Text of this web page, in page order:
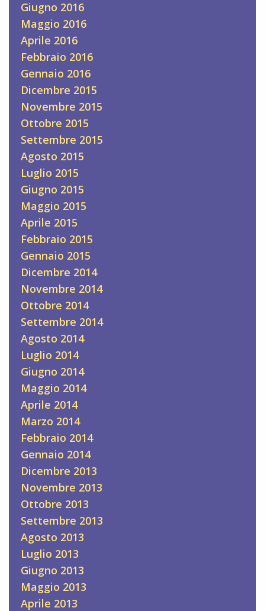
Giugno 2016
Maggio 2016
Aprile 2016
Febbraio 2016
Gennaio 2016
Dicembre 2015
Novembre 2015
Ottobre 2015
Settembre 2015
Agosto 2015
Luglio 2015
Giugno 2015
Maggio 2015
Aprile 2015
Febbraio 2015
Gennaio 2015
Dicembre 2014
Novembre 2014
Ottobre 2014
Settembre 2014
Agosto 2014
Luglio 2014
Giugno 2014
Maggio 2014
Aprile 2014
Marzo 2014
Febbraio 2014
Gennaio 2014
Dicembre 2013
Novembre 2013
Ottobre 2013
Settembre 2013
Agosto 2013
Luglio 2013
Giugno 2013
Maggio 2013
Aprile 2013